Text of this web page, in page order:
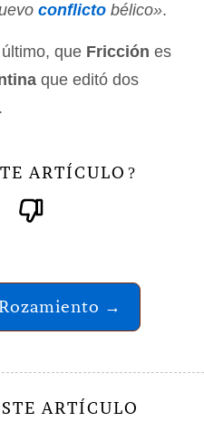
conflicto bélico».
que Fricción es
que editó dos
.
ARTÍCULO ?
→
ARTÍCULO